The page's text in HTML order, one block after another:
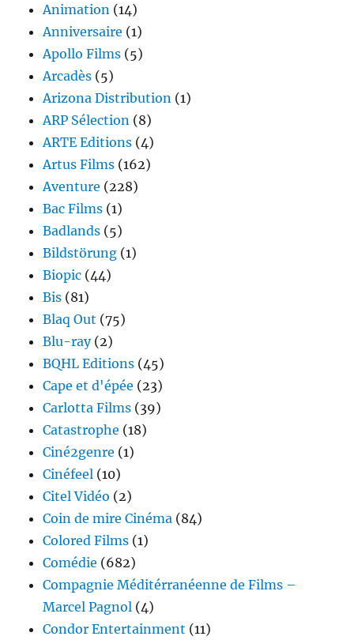
Animation (14)
Anniversaire (1)
Apollo Films (5)
Arcadès (5)
Arizona Distribution (1)
ARP Sélection (8)
ARTE Editions (4)
Artus Films (162)
Aventure (228)
Bac Films (1)
Badlands (5)
Bildstörung (1)
Biopic (44)
Bis (81)
Blaq Out (75)
Blu-ray(2)
BQHL Editions (45)
Cape et d'épée (23)
Carlotta Films (39)
Catastrophe (18)
Ciné2genre (1)
Cinéfeel (10)
Citel Vidéo (2)
Coin de mire Cinéma (84)
Colored Films (1)
Comédie (682)
Compagnie Méditérranéenne de Films –
Marcel Pagnol (4)
Condor Entertainment (11)